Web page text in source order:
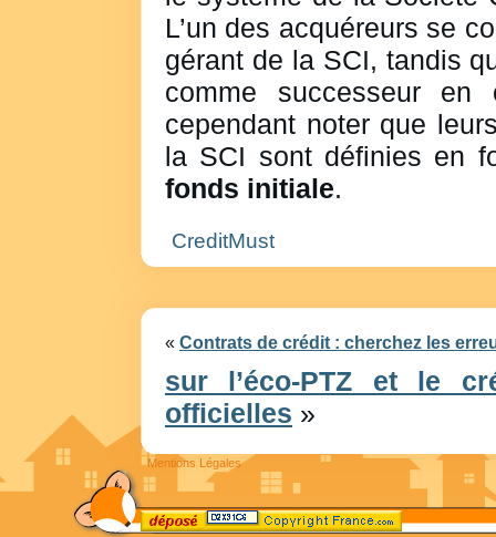
L’un des acquéreurs se
gérant de la SCI, tandis
comme successeur
cependant noter que
la SCI sont définies en
fonds initiale.
CreditMust
« Contrats de crédit : cherchez les
sur l’éco-PTZ et le
officielles »
Mentions Légales